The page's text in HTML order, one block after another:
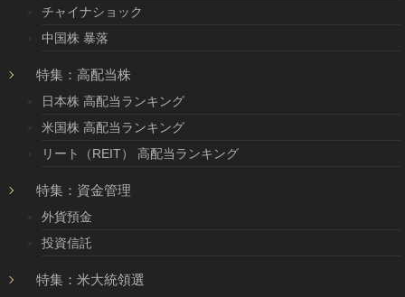
チャイナショック
中国株 暴落
特集：高配当株
日本株 高配当ランキング
米国株 高配当ランキング
リート（REIT） 高配当ランキング
特集：資金管理
外貨預金
投資信託
特集：米大統領選